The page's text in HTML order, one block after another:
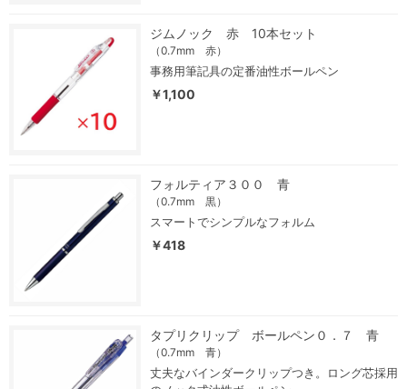
ジムノック 赤 10本セット
（0.7mm 赤）
事務用筆記具の定番油性ボールペン
￥1,100
フォルティア３００ 青
（0.7mm 黒）
スマートでシンプルなフォルム
￥418
タプリクリップ ボールペン０．７ 青
（0.7mm 青）
丈夫なバインダークリップつき。ロング芯採用